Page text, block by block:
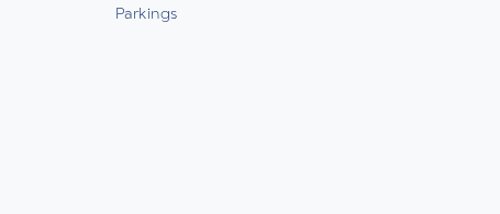
Parkings